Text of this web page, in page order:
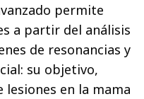
permite
a partir del análisis
de resonancias y
su objetivo,
en la mama